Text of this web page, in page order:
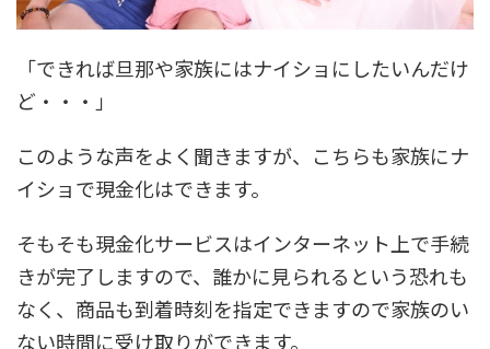
「できれば旦那や家族にはナイショにしたいんだけ
ど・・・」
このような声をよく聞きますが、こちらも家族にナ
イショで現金化はできます。
そもそも現金化サービスはインターネット上で手続
きが完了しますので、誰かに見られるという恐れも
なく、商品も到着時刻を指定できますので家族のい
ない時間に受け取りができます。